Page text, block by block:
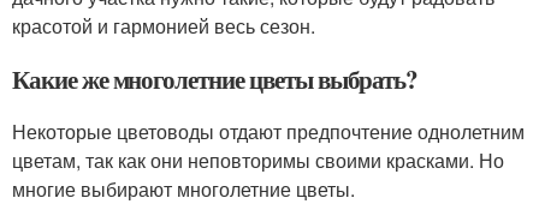
красотой и гармонией весь сезон.
Какие же многолетние цветы выбрать?
Некоторые цветоводы отдают предпочтение однолетним
цветам, так как они неповторимы своими красками. Но
многие выбирают многолетние цветы.